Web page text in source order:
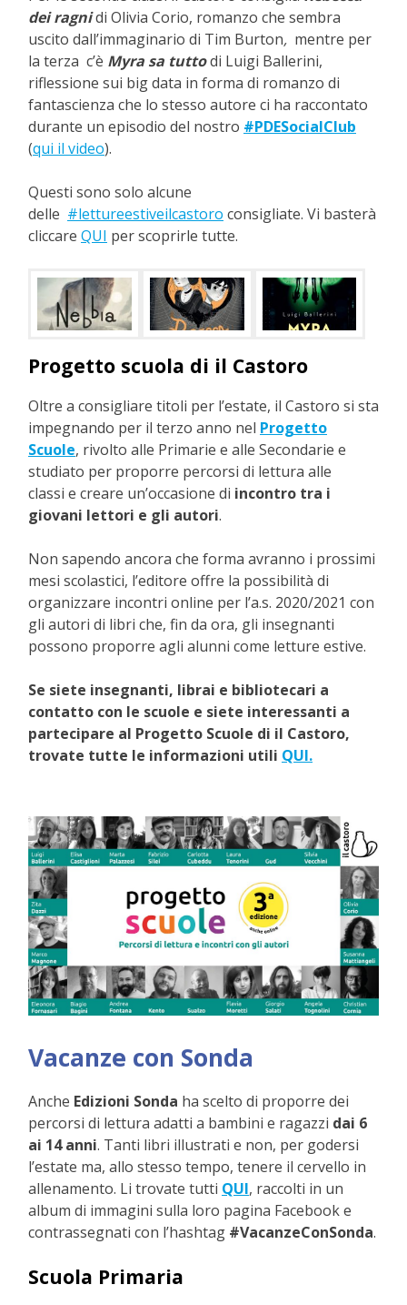
dei ragnidi Olivia Corio, romanzo che sembra
uscito dall’immaginario di Tim Burton, mentre per
la terza c’è Myra sa tuttodi Luigi Ballerini,
riflessione sui big data in forma di romanzo di
fantascienza che lo stesso autore ci ha raccontato
durante un episodio del nostro #PDESocialClub
(qui il video).
Questi sono solo alcune
delle #lettureestiveilcastoro consigliate. Vi basterà
cliccare QUI per scoprirle tutte.
Progetto scuola di il Castoro
Oltre a consigliare titoli per l’estate, il Castoro si sta
impegnando per il terzo anno nel Progetto
Scuole, rivolto alle Primarie e alle Secondarie e
studiato per proporre percorsi di lettura alle
classi e creare un’occasione di incontro tra i
giovani lettori e gli autori.
Non sapendo ancora che forma avranno i prossimi
mesi scolastici, l’editore offre la possibilità di
organizzare incontri online per l’a.s. 2020/2021 con
gli autori di libri che, fin da ora, gli insegnanti
possono proporre agli alunni come letture estive.
Se siete insegnanti, librai e bibliotecari a
contatto con le scuole e siete interessanti a
partecipare al Progetto Scuole di il Castoro,
trovate tutte le informazioni utili QUI.
Vacanze con Sonda
Anche Edizioni Sonda ha scelto di proporre dei
percorsi di lettura adatti a bambini e ragazzi dai 6
ai 14 anni. Tanti libri illustrati e non, per godersi
l’estate ma, allo stesso tempo, tenere il cervello in
allenamento. Li trovate tutti QUI, raccolti in un
album di immagini sulla loro pagina Facebook e
contrassegnati con l’hashtag #VacanzeConSonda.
Scuola Primaria